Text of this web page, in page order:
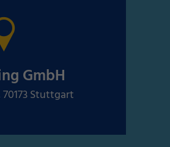
GmbH
70173 Stuttgart